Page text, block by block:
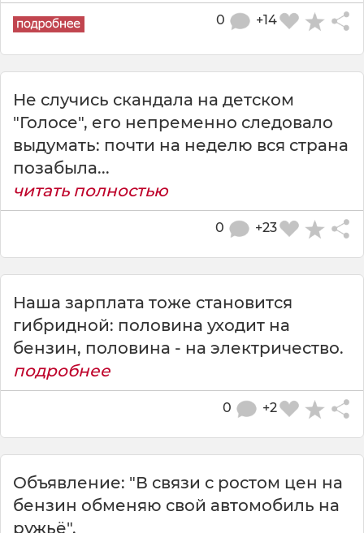
+14
0
Не случись скандала на детском
"Голосе", его непременно следовало
выдумать: почти на неделю вся страна
позабыла...
читать полностью
+23
0
Наша зарплата тоже становится
гибридной: половина уходит на
бензин, половина - на электричество.
подробнее
+2
0
Объявление: "В связи с ростом цен на
бензин обменяю свой автомобиль на
ружьё".